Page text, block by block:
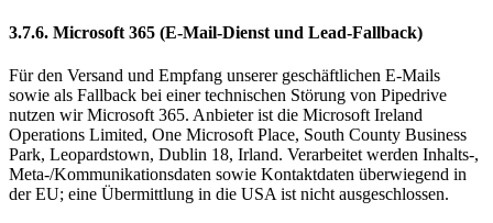
3.7.6. Microsoft 365 (E-Mail-Dienst und Lead-Fallback)
Für den Versand und Empfang unserer geschäftlichen E-Mails
sowie als Fallback bei einer technischen Störung von Pipedrive
nutzen wir Microsoft 365. Anbieter ist die Microsoft Ireland
Operations Limited, One Microsoft Place, South County Business
Park, Leopardstown, Dublin 18, Irland. Verarbeitet werden Inhalts-,
Meta-/Kommunikationsdaten sowie Kontaktdaten überwiegend in
der EU; eine Übermittlung in die USA ist nicht ausgeschlossen.